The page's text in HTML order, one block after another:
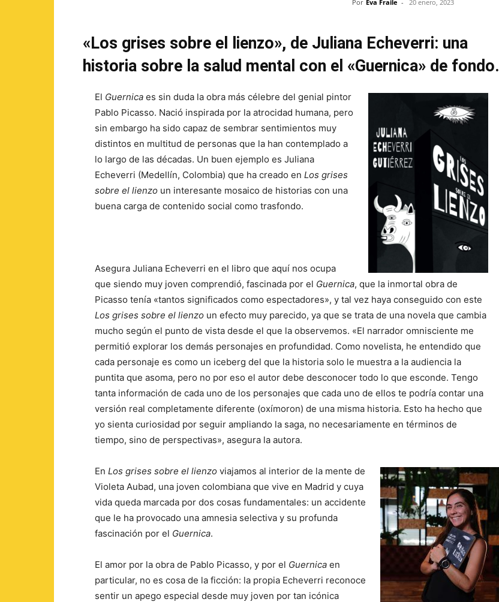
Por Eva Fraile - 20 enero, 2023
«Los grises sobre el lienzo», de Juliana Echeverri: una
historia sobre la salud mental con el «Guernica» de fondo.
El Guernica es sin duda la obra más célebre del genial pintor
Pablo Picasso. Nació inspirada por la atrocidad humana, pero
sin embargo ha sido capaz de sembrar sentimientos muy
distintos en multitud de personas que la han contemplado a
lo largo de las décadas. Un buen ejemplo es Juliana
Echeverri (Medellín, Colombia) que ha creado en Los grises
sobre el lienzo un interesante mosaico de historias con una
buena carga de contenido social como trasfondo.
Asegura Juliana Echeverri en el libro que aquí nos ocupa
que siendo muy joven comprendió, fascinada por el Guernica, que la inmortal obra de
Picasso tenía «tantos significados como espectadores», y tal vez haya conseguido con este
Los grises sobre el lienzo un efecto muy parecido, ya que se trata de una novela que cambia
mucho según el punto de vista desde el que la observemos. «El narrador omnisciente me
permitió explorar los demás personajes en profundidad. Como novelista, he entendido que
cada personaje es como un iceberg del que la historia solo le muestra a la audiencia la
puntita que asoma, pero no por eso el autor debe desconocer todo lo que esconde. Tengo
tanta información de cada uno de los personajes que cada uno de ellos te podría contar una
versión real completamente diferente (oxímoron) de una misma historia. Esto ha hecho que
yo sienta curiosidad por seguir ampliando la saga, no necesariamente en términos de
tiempo, sino de perspectivas», asegura la autora.
En Los grises sobre el lienzo viajamos al interior de la mente de
Violeta Aubad, una joven colombiana que vive en Madrid y cuya
vida queda marcada por dos cosas fundamentales: un accidente
que le ha provocado una amnesia selectiva y su profunda
fascinación por el Guernica.
El amor por la obra de Pablo Picasso, y por el Guernica en
particular, no es cosa de la ficción: la propia Echeverri reconoce
sentir un apego especial desde muy joven por tan icónica